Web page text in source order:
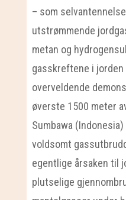
– som
utstrømmende
metan og
gasskreftene i jorden
overveldende
øverste 1500 meter
Sumbawa
voldsomt
egentlige årsaken til
plutselige